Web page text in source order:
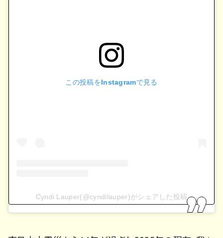
この投稿をInstagramで見る
Cyndi Lauper(@cyndilauper)がシェアした投稿